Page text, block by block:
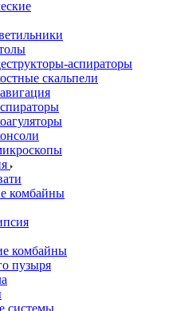
аспираторы
скальпели
комбайны
комбайны
пузыря
системы